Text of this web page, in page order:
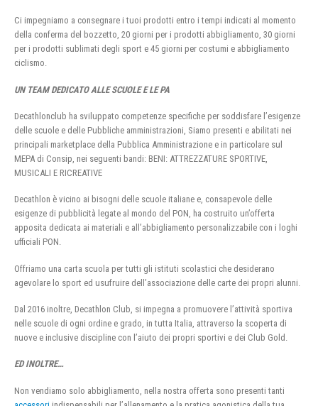
Ci impegniamo a consegnare i tuoi prodotti entro i tempi indicati al momento
della conferma del bozzetto, 20 giorni per i prodotti abbigliamento, 30 giorni
per i prodotti sublimati degli sport e 45 giorni per costumi e abbigliamento
ciclismo.
UN TEAM DEDICATO ALLE SCUOLE E LE PA
Decathlonclub ha sviluppato competenze specifiche per soddisfare l’esigenze
delle scuole e delle Pubbliche amministrazioni, Siamo presenti e abilitati nei
principali marketplace della Pubblica Amministrazione e in particolare sul
MEPA di Consip, nei seguenti bandi: BENI: ATTREZZATURE SPORTIVE,
MUSICALI E RICREATIVE
Decathlon è vicino ai bisogni delle scuole italiane e, consapevole delle
esigenze di pubblicità legate al mondo del PON, ha costruito un’offerta
apposita dedicata ai materiali e all’abbigliamento personalizzabile con i loghi
ufficiali PON.
Offriamo una carta scuola per tutti gli istituti scolastici che desiderano
agevolare lo sport ed usufruire dell’associazione delle carte dei propri alunni.
Dal 2016 inoltre, Decathlon Club, si impegna a promuovere l’attività sportiva
nelle scuole di ogni ordine e grado, in tutta Italia, attraverso la scoperta di
nuove e inclusive discipline con l’aiuto dei propri sportivi e dei Club Gold.
ED INOLTRE…
Non vendiamo solo abbigliamento, nella nostra offerta sono presenti tanti